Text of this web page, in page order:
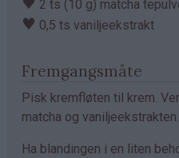
2 ts (10 g) matcha
♥ 0,5 ts vaniljeekstrakt
Fremgangsmåte
Pisk kremfløten til krem.
matcha og vaniljeekstrakten.
Ha blandingen i en liten